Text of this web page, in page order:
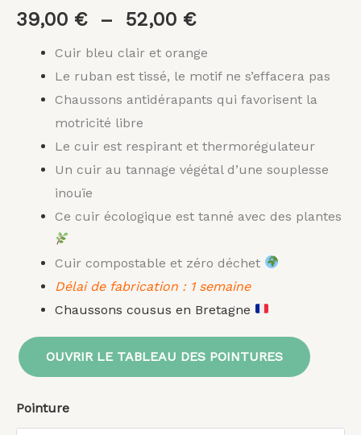
39,00 € – 52,00 €
Cuir bleu clair et orange
Le ruban est tissé, le motif ne s’effacera pas
Chaussons antidérapants qui favorisent la
motricité libre
Le cuir est respirant et thermorégulateur
Un cuir au tannage végétal d’une souplesse
inouïe
Ce cuir écologique est tanné avec des plantes
Cuir compostable et zéro déchet
Délai de fabrication : 1 semaine
Chaussons cousus en Bretagne
OUVRIR LE TABLEAU DES POINTURES
Pointure